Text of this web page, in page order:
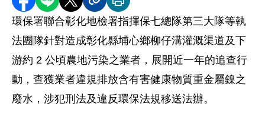
分享至 Facebook
分享到 LINE
分享到 X分享內容連結
列印本頁
環保署聯合彰化地檢署指揮保七總隊第三大隊等執
法團隊針對造成彰化縣埔心鄉柳仔溝灌溉渠道及下
游約 2 公頃農地污染之業者，展開近一年的追查行
動，查獲業者違規排放含有害健康物質重金屬鎳之
廢水，涉犯刑法及違反環保法規移送法辦。